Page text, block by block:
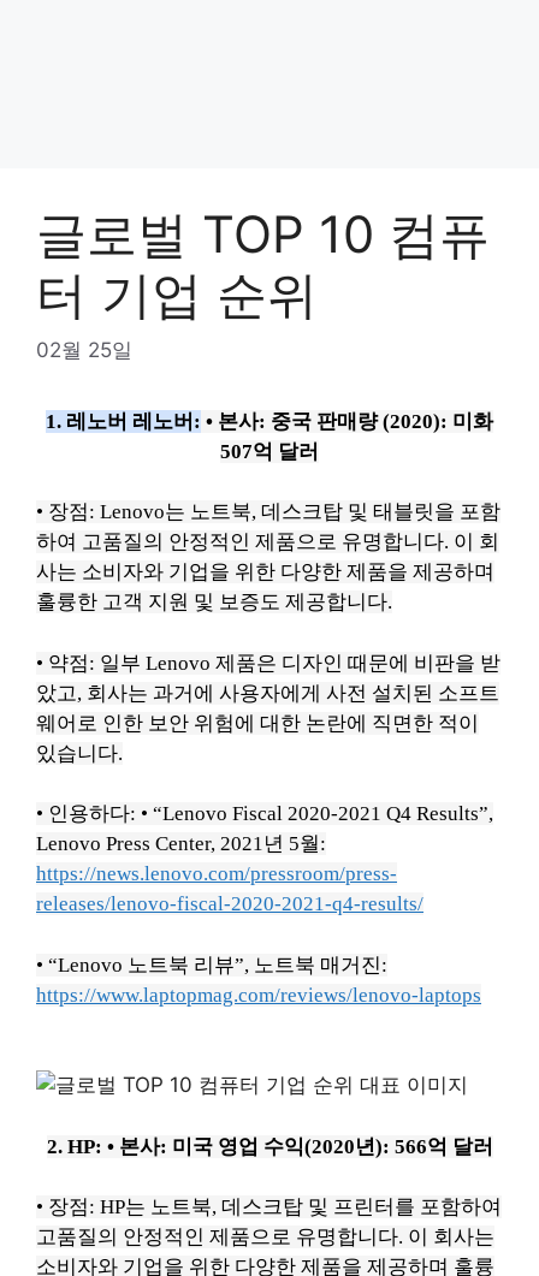
글로벌 TOP 10 컴퓨
터 기업 순위
02월 25일
1. 레노버 레노버: • 본사: 중국 판매량(2020): 미화
507억 달러
• 장점: Lenovo는 노트북, 데스크탑 및 태블릿을 포함
하여 고품질의 안정적인 제품으로 유명합니다. 이 회
사는 소비자와 기업을 위한 다양한 제품을 제공하며
훌륭한 고객 지원 및 보증도 제공합니다.
• 약점: 일부 Lenovo 제품은 디자인 때문에 비판을 받
았고, 회사는 과거에 사용자에게 사전 설치된 소프트
웨어로 인한 보안 위험에 대한 논란에 직면한 적이
있습니다.
• 인용하다: • “Lenovo Fiscal 2020-2021 Q4 Results”,
Lenovo Press Center, 2021년 5월:
https://news.lenovo.com/pressroom/press-
releases/lenovo-fiscal-2020-2021-q4-results/
• “Lenovo 노트북 리뷰”, 노트북 매거진:
https://www.laptopmag.com/reviews/lenovo-laptops
2. HP: • 본사: 미국 영업 수익(2020년): 566억 달러
• 장점: HP는 노트북, 데스크탑 및 프린터를 포함하여
고품질의 안정적인 제품으로 유명합니다. 이 회사는
소비자와 기업을 위한 다양한 제품을 제공하며 훌륭